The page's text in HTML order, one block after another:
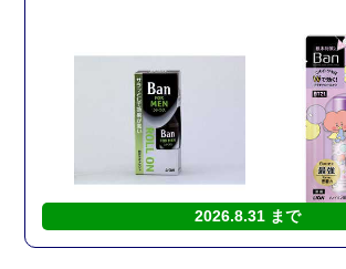
2026.8.31 まで